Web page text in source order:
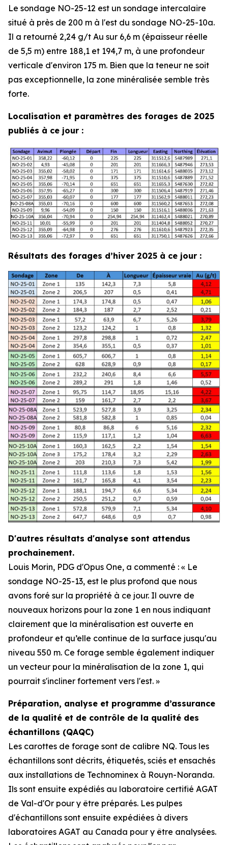
Le sondage NO-25-12 est un sondage intercalaire
situé à près de 200 m à l'est du sondage NO-25-10a.
Il a retourné 2,24 g/t Au sur 6,6 m (épaisseur réelle
de 5,5 m) entre 188,1 et 194,7 m, à une profondeur
verticale d'environ 175 m. Bien que la teneur ne soit
pas exceptionnelle, la zone minéralisée semble très
forte.
Localisation et paramètres des forages de 2025
publiés à ce jour :
Résultats des forages d’hiver 2025 à ce jour :
D'autres résultats d'analyse sont attendus
prochainement.
Louis Morin, PDG d'Opus One, a commenté : « Le
sondage NO-25-13, est le plus profond que nous
avons foré sur la propriété à ce jour. Il ouvre de
nouveaux horizons pour la zone 1 en nous indiquant
clairement que la minéralisation est ouverte en
profondeur et qu’elle continue de la surface jusqu'au
niveau 550 m. Ce forage semble également indiquer
un vecteur pour la minéralisation de la zone 1, qui
pourrait s'incliner fortement vers l'est. »
Préparation, analyse et programme d’assurance
de la qualité et de contrôle de la qualité des
échantillons (QAQC)
Les carottes de forage sont de calibre NQ. Tous les
échantillons sont décrits, étiquetés, sciés et ensachés
aux installations de Technominex à Rouyn-Noranda.
Ils sont ensuite expédiés au laboratoire certifié AGAT
de Val-d'Or pour y être préparés. Les pulpes
d'échantillons sont ensuite expédiées à divers
laboratoires AGAT au Canada pour y être analysées.